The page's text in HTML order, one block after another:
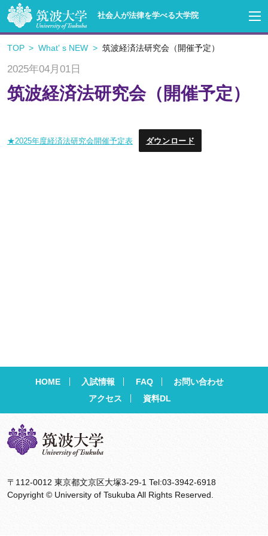
社会人が法律を学べる大学院
TOP Whatʼ s NEW 筑波経済法研究会（開催予定）
2025年04月01日
筑波経済法研究会（開催予定）
★2025年度経済法研究会開催予定表 ダウンロード
HOME 入試情報 FAQ
お問い合わせ
アクセス
資料DL
〒112-0012 東京都文京区大塚3-29-1 Tel:03-3942-6918
Copyright © University of Tsukuba All Rights Reserved.